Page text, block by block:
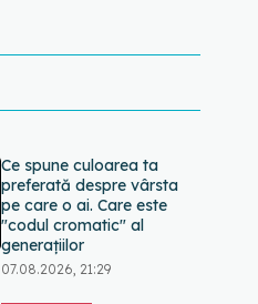
Ce spune culoarea ta
preferată despre vârsta
pe care o ai. Care este
"codul cromatic" al
generațiilor
07.08.2026, 21:29